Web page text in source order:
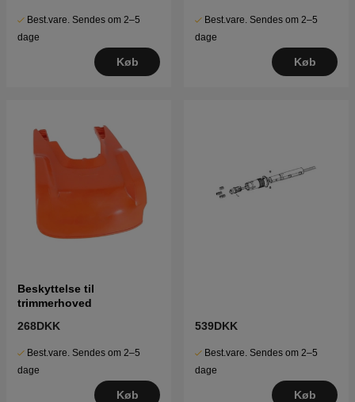
Best.vare. Sendes om 2–5
dage
Køb
Best.vare. Sendes om 2–5
dage
Køb
Beskyttelse til
trimmerhoved
268DKK
Best.vare. Sendes om 2–5
dage
Køb
539DKK
Best.vare. Sendes om 2–5
dage
Køb